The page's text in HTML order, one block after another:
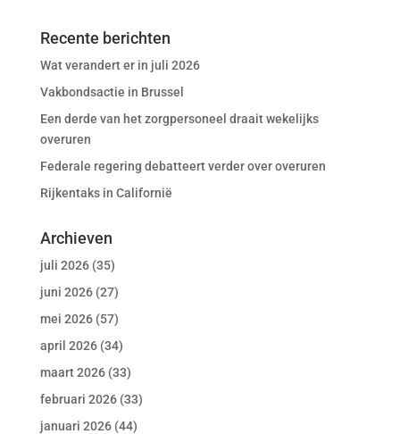
Recente berichten
Wat verandert er in juli 2026
Vakbondsactie in Brussel
Een derde van het zorgpersoneel draait wekelijks
overuren
Federale regering debatteert verder over overuren
Rijkentaks in Californië
Archieven
juli 2026(35)
juni 2026(27)
mei 2026(57)
april 2026(34)
maart 2026(33)
februari 2026(33)
januari 2026(44)